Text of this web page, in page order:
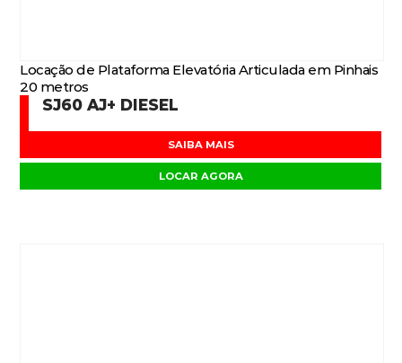
Locação de Plataforma Elevatória Articulada em Pinhais
20 metros
SJ60 AJ+ DIESEL
SAIBA MAIS
LOCAR AGORA